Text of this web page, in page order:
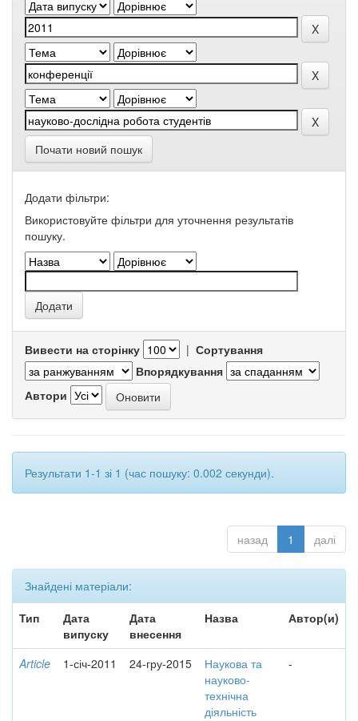
Почати новий пошук
Додати фільтри:
Використовуйте фільтри для уточнення результатів
пошуку.
Вивести на сторінку | Сортування
Впорядкування
Автори
Результати 1-1 зі 1 (час пошуку: 0.002 секунди).
назад 1 далі
Знайдені матеріали:
Тип
Дата
випуску
Дата
внесення
Назва Автор(и)
Article 1-січ-2011 24-гру-2015
Наукова та
науково-
технічна
діяльність
-